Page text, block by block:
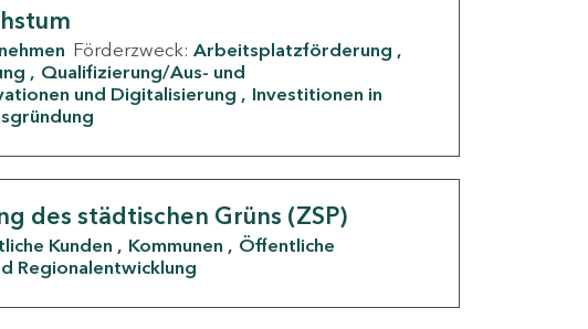
Förderzweck: Arbeitsplatzförderung
Qualifizierung/Aus- und
und Digitalisierung
Investitionen in
des städtischen Grüns (ZSP)
Kunden Kommunen
Öffentliche
Regionalentwicklung